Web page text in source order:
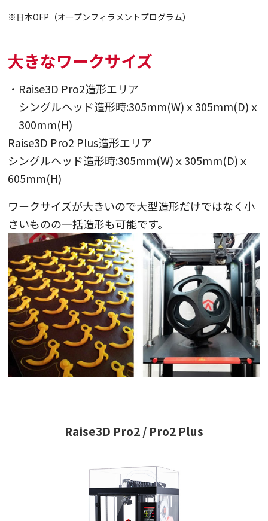
※日本OFP（オープンフィラメントプログラム）
大きなワークサイズ
・Raise3D Pro2造形エリア
シングルヘッド造形時:305mm(W)ｘ305mm(D)ｘ
300mm(H)
Raise3D Pro2 Plus造形エリア
シングルヘッド造形時:305mm(W)ｘ305mm(D)ｘ
605mm(H)
ワークサイズが大きいので大型造形だけではなく小
さいものの一括造形も可能です。
Raise3D Pro2 / Pro2 Plus